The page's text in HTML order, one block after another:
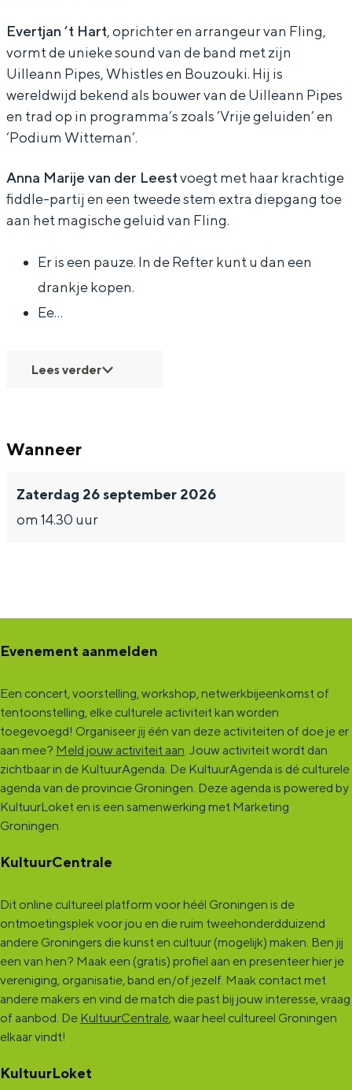
Evertjan ’t Hart, oprichter en arrangeur van Fling,
vormt de unieke sound van de band met zijn
Uilleann Pipes, Whistles en Bouzouki. Hij is
wereldwijd bekend als bouwer van de Uilleann Pipes
en trad op in programma’s zoals ‘Vrije geluiden’ en
‘Podium Witteman’.
Anna Marije van der Leestvoegt met haar krachtige
fiddle-partij en een tweede stem extra diepgang toe
aan het magische geluid van Fling.
Er is een pauze. In de Refter kunt u dan een
drankje kopen.
Ee…
Lees verder
Wanneer
Zaterdag 26 september 2026
om 14.30 uur
Evenement aanmelden
Een concert, voorstelling, workshop, netwerkbijeenkomst of
tentoonstelling, elke culturele activiteit kan worden
toegevoegd! Organiseer jij één van deze activiteiten of doe je er
aan mee? Meld jouw activiteit aan. Jouw activiteit wordt dan
zichtbaar in de KultuurAgenda. De KultuurAgenda is dé culturele
agenda van de provincie Groningen. Deze agenda is powered by
KultuurLoket en is een samenwerking met Marketing
Groningen.
KultuurCentrale
Dit online cultureel platform voor héél Groningen is de
ontmoetingsplek voor jou en die ruim tweehonderdduizend
andere Groningers die kunst en cultuur (mogelijk) maken. Ben jij
een van hen? Maak een (gratis) profiel aan en presenteer hier je
vereniging, organisatie, band en/of jezelf. Maak contact met
andere makers en vind de match die past bij jouw interesse, vraag
of aanbod. De KultuurCentrale, waar heel cultureel Groningen
elkaar vindt!
KultuurLoket